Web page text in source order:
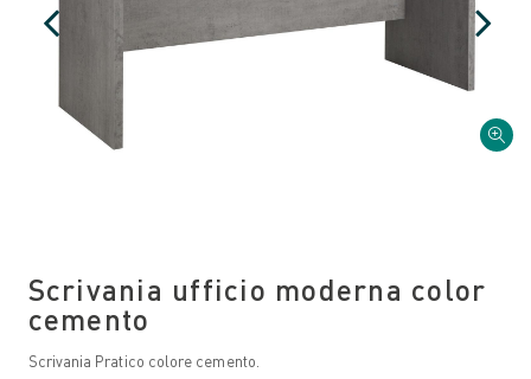
Scrivania ufficio moderna color
cemento
Scrivania Pratico colore cemento.